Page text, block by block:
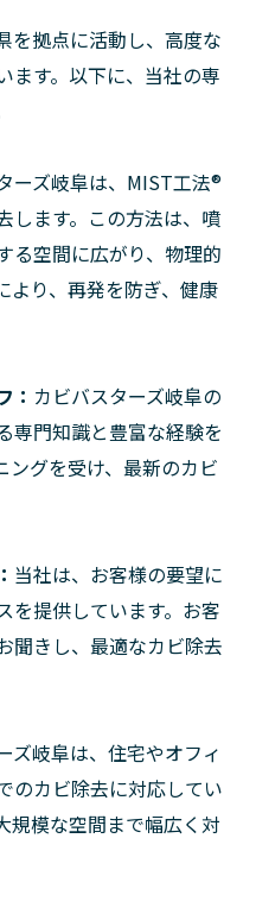
を拠点に活動し、高度な
ます。以下に、当社の専
ーズ岐阜は、MIST工法®
します。この方法は、噴
る空間に広がり、物理的
より、再発を防ぎ、健康
： カビバスターズ岐阜の
専門知識と豊富な経験を
ングを受け、最新のカビ
当社は、お客様の要望に
を提供しています。お客
聞きし、最適なカビ除去
ズ岐阜は、住宅やオフィ
のカビ除去に対応してい
規模な空間まで幅広く対